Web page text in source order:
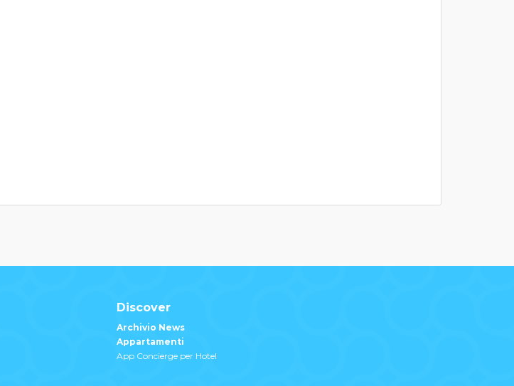
Discover
Archivio News
Appartamenti
App Concierge per Hotel